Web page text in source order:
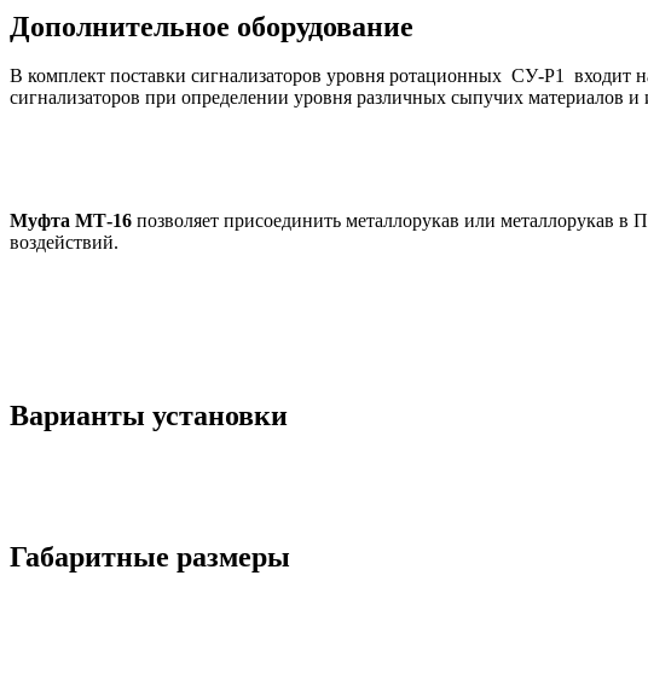
Дополнительное оборудование
В комплект поставки сигнализаторов уровня ротационных СУ-Р1 входит
сигнализаторов при определении уровня различных сыпучих материалов
Муфта МТ-16 позволяет присоединить металлорукав или металлорукав
воздействий.
Варианты установки
Габаритные размеры